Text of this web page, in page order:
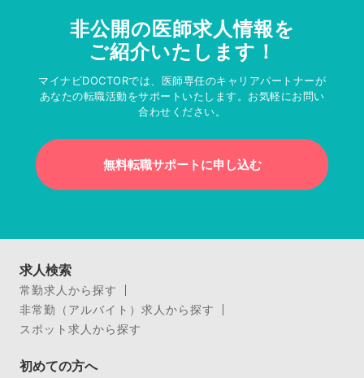
非公開の医師求人情報を
ご紹介いたします！
マイナビDOCTORでは、医師専任のキャリアパートナーが
あなたの転職活動をサポートいたします。お気軽にお問い
合わせください。
無料転職サポートに申し込む
求人検索
常勤求人から探す
非常勤（アルバイト）求人から探す
スポット求人から探す
初めての方へ